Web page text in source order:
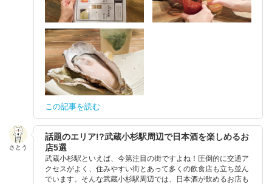
この記事を読む
さとう
話題のエリア!?武蔵小杉駅周辺で日本酒を楽しめるお
店5選
武蔵小杉駅といえば、今第注目の街ですよね！圧倒的に交通ア
クセスがよく、住みやすい街とあって多くの飲食店も立ち並ん
でいます。そんな武蔵小杉駅周辺では、日本酒が飲めるお店も